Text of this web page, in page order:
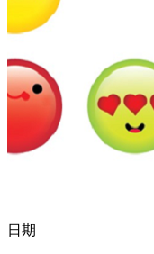
日期